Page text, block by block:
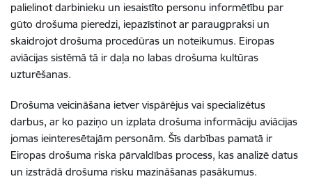
palielinot darbinieku un iesaistīto personu informētību par
gūto drošuma pieredzi, iepazīstinot ar paraugpraksi un
skaidrojot drošuma procedūras un noteikumus. Eiropas
aviācijas sistēmā tā ir daļa no labas drošuma kultūras
uzturēšanas.
Drošuma veicināšana ietver vispārējus vai specializētus
darbus, ar ko paziņo un izplata drošuma informāciju aviācijas
jomas ieinteresētajām personām. Šīs darbības pamatā ir
Eiropas drošuma riska pārvaldības process, kas analizē datus
un izstrādā drošuma risku mazināšanas pasākumus.